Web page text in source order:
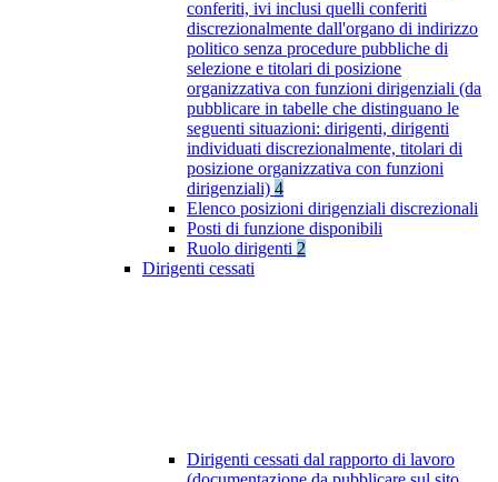
conferiti, ivi inclusi quelli conferiti
discrezionalmente dall'organo di indirizzo
politico senza procedure pubbliche di
selezione e titolari di posizione
organizzativa con funzioni dirigenziali (da
pubblicare in tabelle che distinguano le
seguenti situazioni: dirigenti, dirigenti
individuati discrezionalmente, titolari di
posizione organizzativa con funzioni
dirigenziali) 4
Elenco posizioni dirigenziali discrezionali
Posti di funzione disponibili
Ruolo dirigenti 2
Dirigenti cessati
Dirigenti cessati dal rapporto di lavoro